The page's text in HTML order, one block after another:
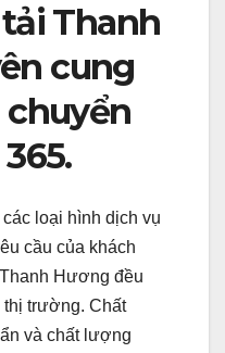
Thanh
cung
chuyển
loại hình dịch vụ
cầu của khách
Hương đều
thị trường. Chất
và chất lượng